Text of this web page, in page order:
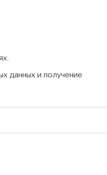
данных и получение